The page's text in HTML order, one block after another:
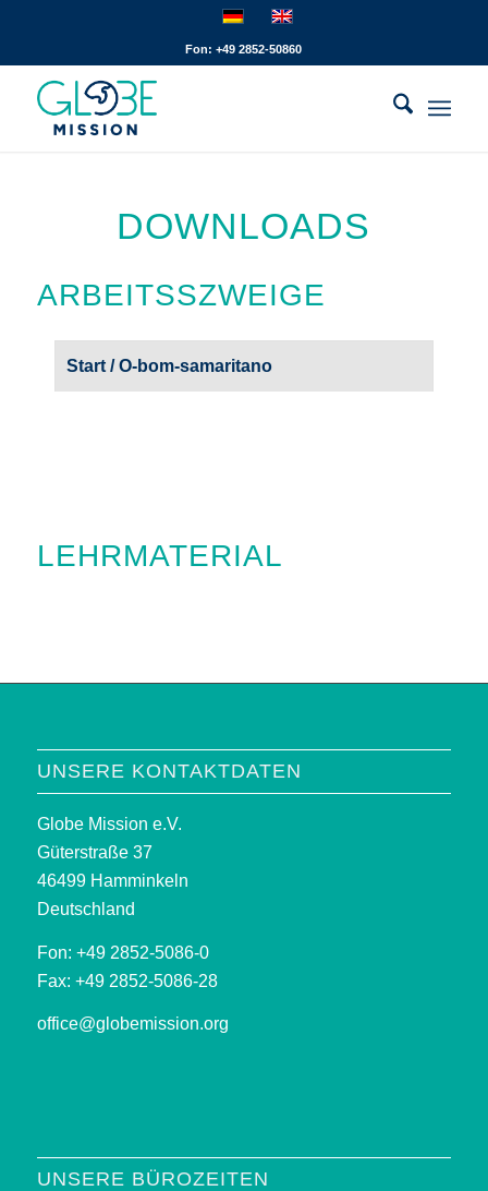
Fon: +49 2852-50860
DOWNLOADS
ARBEITSSZWEIGE
Start/ O-bom-samaritano
LEHRMATERIAL
UNSERE KONTAKTDATEN
Globe Mission e.V.
Güterstraße 37
46499 Hamminkeln
Deutschland
Fon: +49 2852-5086-0
Fax: +49 2852-5086-28
office@globemission.org
UNSERE BÜROZEITEN